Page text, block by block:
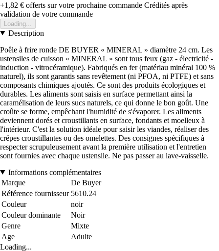
+1,82 € offerts sur votre prochaine commande Crédités après
validation de votre commande
Loading...
Description
Poêle à frire ronde DE BUYER « MINERAL » diamètre 24 cm. Les
ustensiles de cuisson « MINERAL » sont tous feux (gaz - électricité -
induction - vitrocéramique). Fabriqués en fer (matériau minéral 100 %
naturel), ils sont garantis sans revêtement (ni PFOA, ni PTFE) et sans
composants chimiques ajoutés. Ce sont des produits écologiques et
durables. Les aliments sont saisis en surface permettant ainsi la
caramélisation de leurs sucs naturels, ce qui donne le bon goût. Une
croûte se forme, empêchant l'humidité de s'évaporer. Les aliments
deviennent dorés et croustillants en surface, fondants et moelleux à
l'intérieur. C'est la solution idéale pour saisir les viandes, réaliser des
crêpes croustillantes ou des omelettes. Des consignes spécifiques à
respecter scrupuleusement avant la première utilisation et l'entretien
sont fournies avec chaque ustensile. Ne pas passer au lave-vaisselle.
Informations complémentaires
Marque
De Buyer
Référence fournisseur 5610.24
Couleur
noir
Couleur dominante
Noir
Genre
Mixte
Age
Adulte
Loading...